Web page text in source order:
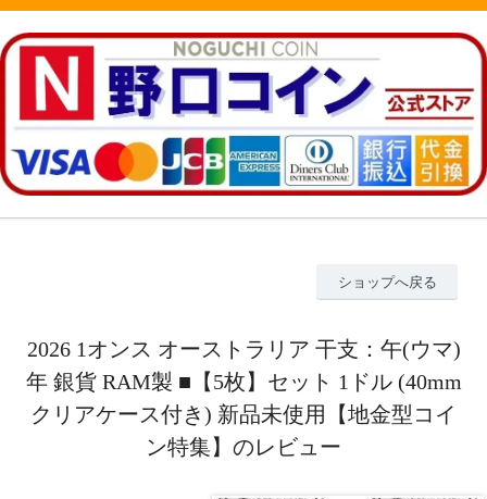
ショップへ戻る
2026 1オンス オーストラリア 干支：午(ウマ)
年 銀貨 RAM製 ■【5枚】セット 1ドル (40mm
クリアケース付き) 新品未使用【地金型コイ
ン特集】のレビュー